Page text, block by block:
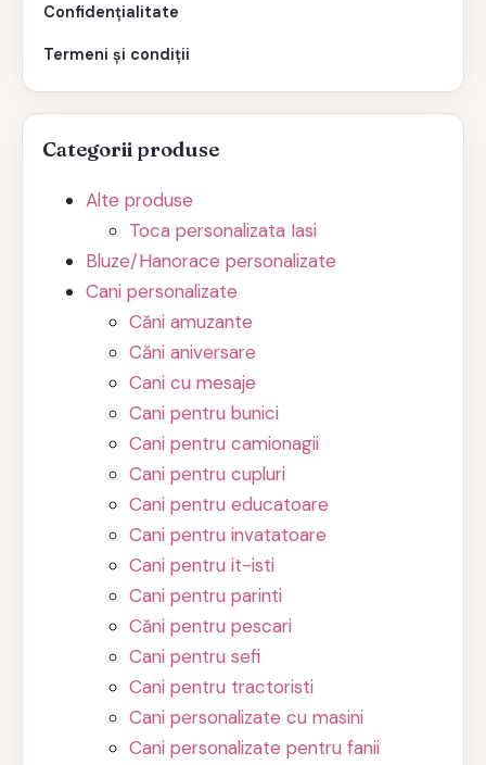
Confidențialitate
Termeni și condiții
Categorii produse
Alte produse
Toca personalizata Iasi
Bluze/Hanorace personalizate
Cani personalizate
Căni amuzante
Căni aniversare
Cani cu mesaje
Cani pentru bunici
Cani pentru camionagii
Cani pentru cupluri
Cani pentru educatoare
Cani pentru invatatoare
Cani pentru it-isti
Cani pentru parinti
Căni pentru pescari
Cani pentru sefi
Cani pentru tractoristi
Cani personalizate cu masini
Cani personalizate pentru fanii